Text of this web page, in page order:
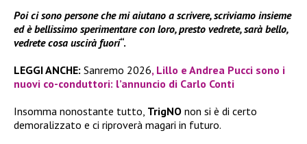
Poi ci sono persone che mi aiutano a scrivere, scriviamo insieme
ed è bellissimo sperimentare con loro, presto vedrete, sarà bello,
vedrete cosa uscirà fuori“.
LEGGI ANCHE: Sanremo 2026, Lillo e Andrea Pucci sono i
nuovi co-conduttori: l’annuncio di Carlo Conti
Insomma nonostante tutto, TrigNO non si è di certo
demoralizzato e ci riproverà magari in futuro.